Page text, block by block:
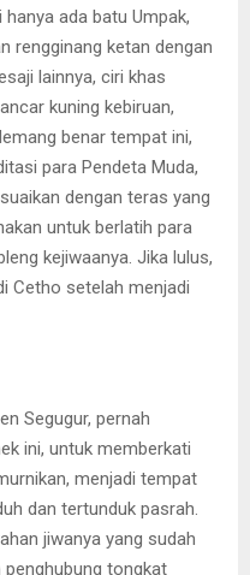
ada batu Umpak,
rengginang ketan dengan
lainnya, ciri khas
kuning kebiruan,
benar tempat ini,
para Pendeta Muda,
dengan teras yang
untuk berlatih para
kejiwaanya. Jika lulus,
Cetho setelah menjadi
Segugur, pernah
ini, untuk memberkati
menjadi tempat
dan tertunduk pasrah.
jiwanya yang sudah
penghubung tongkat